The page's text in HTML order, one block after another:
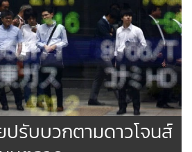
ปรับบวกตามดาวโจนส์